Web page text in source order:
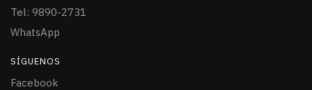
Tel: 9890-2731
WhatsApp
SÍGUENOS
Facebook